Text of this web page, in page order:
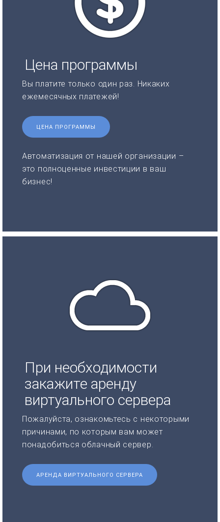
Цена программы
Вы платите только один раз. Никаких
ежемесячных платежей!
ЦЕНА ПРОГРАММЫ
Автоматизация от нашей организации –
это полноценные инвестиции в ваш
бизнес!
При необходимости
закажите аренду
виртуального сервера
Пожалуйста, ознакомьтесь с некоторыми
причинами, по которым вам может
понадобиться облачный сервер.
АРЕНДА ВИРТУАЛЬНОГО СЕРВЕРА